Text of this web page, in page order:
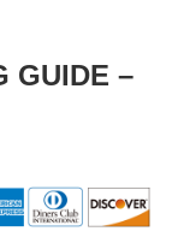
GUIDE –